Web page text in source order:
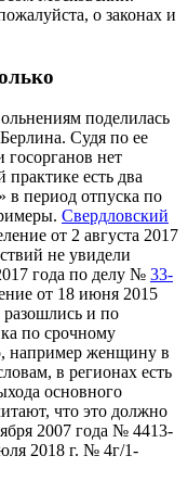
о законах и
поделилась
Судя по ее
госорганов нет
есть два
в период отпуска по
Свердловский
от 2 августа 2017
не увидели
года по делу № 33-
от 18 июня 2015
и по
по срочному
например женщину в
в регионах есть
основного
что это должно
2007 года № 4413-
2018 г. № 4г/1-